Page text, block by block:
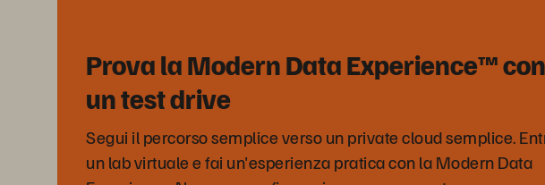
Prova la Modern Data Experience™ con
un test drive
Segui il percorso semplice verso un private cloud semplice.
un lab virtuale e fai un'esperienza pratica con la Modern Data